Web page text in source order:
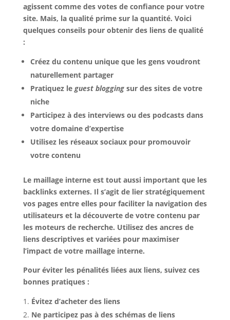
agissent comme des votes de confiance pour votre
site. Mais, la qualité prime sur la quantité. Voici
quelques conseils pour obtenir des liens de qualité
:
Créez du contenu unique que les gens voudront
naturellement partager
Pratiquez le guest bloggingsur des sites de votre
niche
Participez à des interviews ou des podcasts dans
votre domaine d’expertise
Utilisez les réseaux sociaux pour promouvoir
votre contenu
Le maillage interneest tout aussi important que les
backlinks externes. Il s’agit de lier stratégiquement
vos pages entre elles pour faciliter la navigation des
utilisateurs et la découverte de votre contenu par
les moteurs de recherche. Utilisez des ancres de
liens descriptives et variées pour maximiser
l’impact de votre maillage interne.
Pour éviter les pénalités liées aux liens, suivez ces
bonnes pratiques :
Évitez d’acheter des liens
Ne participez pas à des schémas de liens